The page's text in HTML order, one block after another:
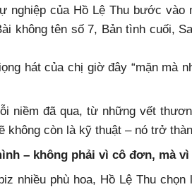
nghiệp của Hồ Lệ Thu bước vào
không tên số 7, Bản tình cuối,
hát của chị giờ đây “mặn mà
niềm đã qua, từ những vết
không còn là kỹ thuật – nó trở
– không phải vì cô đơn, mà vì
nhiều phù hoa, Hồ Lệ Thu